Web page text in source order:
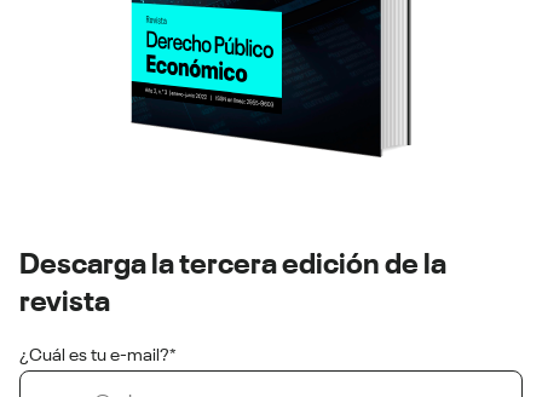
Descarga la tercera edición de la
revista
¿Cuál es tu e-mail?*